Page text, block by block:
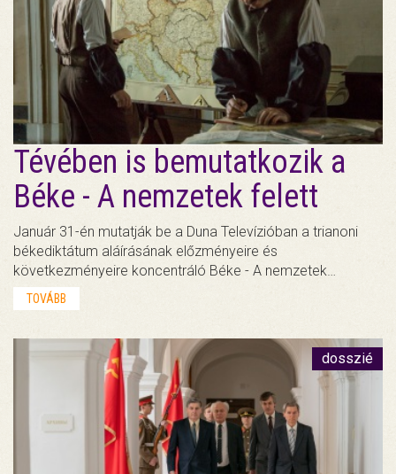
Tévében is bemutatkozik a
Béke - A nemzetek felett
Január 31-én mutatják be a Duna Televízióban a trianoni
békediktátum aláírásának előzményeire és
következményeire koncentráló Béke - A nemzetek…
TOVÁBB
dosszié